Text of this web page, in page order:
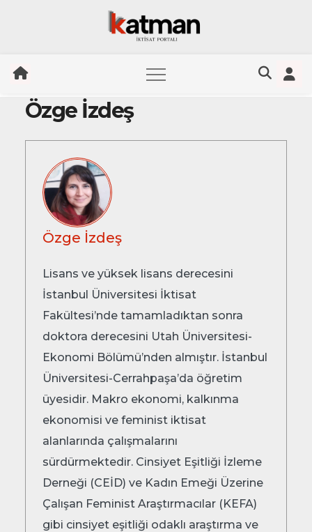
Özge İzdeş
Özge İzdeş
Lisans ve yüksek lisans derecesini
İstanbul Üniversitesi İktisat
Fakültesi’nde tamamladıktan sonra
doktora derecesini Utah Üniversitesi-
Ekonomi Bölümü’nden almıştır. İstanbul
Üniversitesi-Cerrahpaşa’da öğretim
üyesidir.Makro ekonomi, kalkınma
ekonomisi vefeminist iktisat
alanlarında çalışmalarını
sürdürmektedir. Cinsiyet Eşitliği İzleme
Derneği (CEİD) ve Kadın Emeği Üzerine
Çalışan Feminist Araştırmacılar(KEFA)
gibi cinsiyet eşitliği odaklı araştırma ve